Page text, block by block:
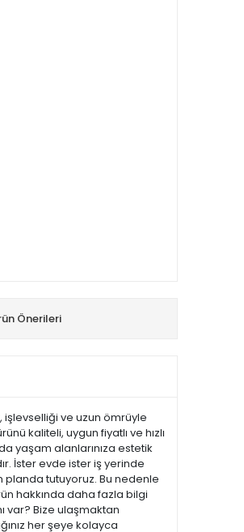
Önerileri
işlevselliği ve uzun ömrüyle
kaliteli, uygun fiyatlı ve hızlı
yaşam alanlarınıza estetik
İster evde ister iş yerinde
planda tutuyoruz. Bu nedenle
hakkında daha fazla bilgi
var? Bize ulaşmaktan
her şeye kolayca